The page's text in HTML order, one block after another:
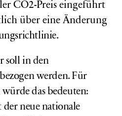
CO2-Preis eingeführt
über eine Änderung
soll in den
werden. Für
würde das bedeuten:
neue nationale